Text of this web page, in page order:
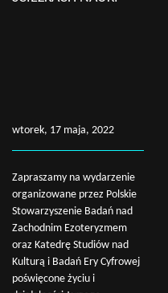
wtorek, 17 maja, 2022
Zapraszamy na wydarzenie
organizowane przez Polskie
Stowarzyszenie Badań nad
Zachodnim Ezoteryzmem
oraz Katedrę Studiów nad
Kulturą i Badań Ery Cyfrowej
poświęcone życiu i